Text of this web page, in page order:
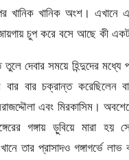
খানিক খানিক অংশ। এখানে
চুপ করে বসে আছে কী
তুলে দেবার সময়ে হিন্দুদের মধ্যে
বার চক্রান্ত করেছিলেন
এবং মিরকাসিম।
গঙ্গায় ড়ুবিয়ে মারা হয়
তার প্রাসাদও গঙ্গাগর্ভে লাভ